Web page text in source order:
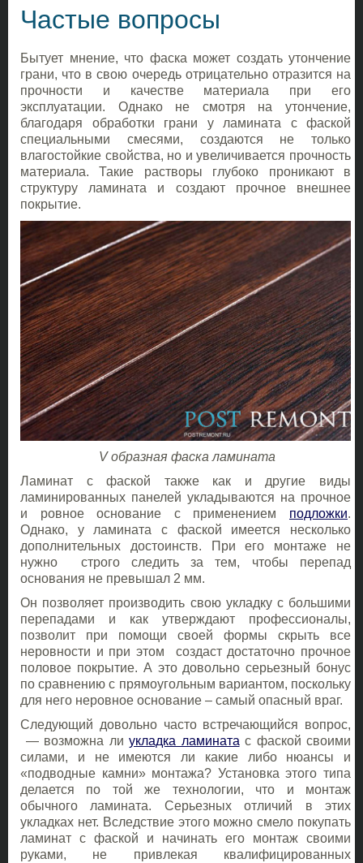
Частые вопросы
Бытует мнение, что фаска может создать утончение
грани, что в свою очередь отрицательно отразится на
прочности и качестве материала при его
эксплуатации. Однако не смотря на утончение,
благодаря обработки грани у ламината с фаской
специальными смесями, создаются не только
влагостойкие свойства, но и увеличивается прочность
материала. Такие растворы глубоко проникают в
структуру ламината и создают прочное внешнее
покрытие.
V образная фаска ламината
Ламинат с фаской также как и другие виды
ламинированных панелей укладываются на прочное
и ровное основание с применением подложки.
Однако, у ламината с фаской имеется несколько
дополнительных достоинств. При его монтаже не
нужно строго следить за тем, чтобы перепад
основания не превышал 2 мм.
Он позволяет производить свою укладку с большими
перепадами и как утверждают профессионалы,
позволит при помощи своей формы скрыть все
неровности и при этом создаст достаточно прочное
половое покрытие. А это довольно серьезный бонус
по сравнению с прямоугольным вариантом, поскольку
для него неровное основание – самый опасный враг.
Следующий довольно часто встречающийся вопрос,
— возможна ли укладка ламината с фаской своими
силами, и не имеются ли какие либо нюансы и
«подводные камни» монтажа? Установка этого типа
делается по той же технологии, что и монтаж
обычного ламината. Серьезных отличий в этих
укладках нет. Вследствие этого можно смело покупать
ламинат с фаской и начинать его монтаж своими
руками, не привлекая квалифицированных